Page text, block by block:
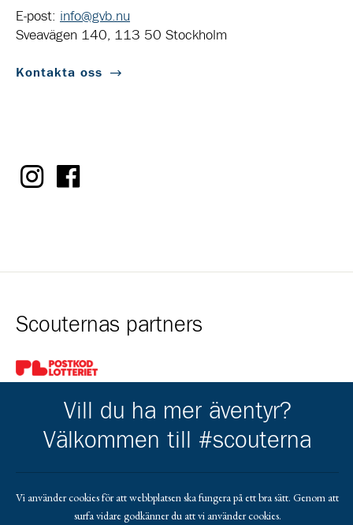
E-post: info@gvb.nu
Sveavägen 140, 113 50 Stockholm
Kontakta oss
Scouternas partners
Gå till pl_50
Vill du ha mer äventyr?
Välkommen till #scouterna
Vi använder cookies för att webbplatsen ska fungera på ett bra sätt. Genom att
surfa vidare godkänner du att vi använder cookies.